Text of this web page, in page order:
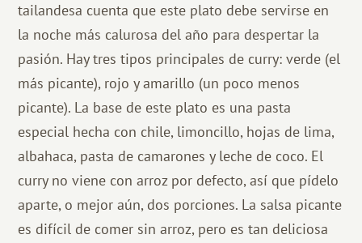
tailandesa cuenta que este plato debe servirse en
la noche más calurosa del año para despertar la
pasión. Hay tres tipos principales de curry: verde (el
más picante), rojo y amarillo (un poco menos
picante). La base de este plato es una pasta
especial hecha con chile, limoncillo, hojas de lima,
albahaca, pasta de camarones y leche de coco. El
curry no viene con arroz por defecto, así que pídelo
aparte, o mejor aún, dos porciones. La salsa picante
es difícil de comer sin arroz, pero es tan deliciosa